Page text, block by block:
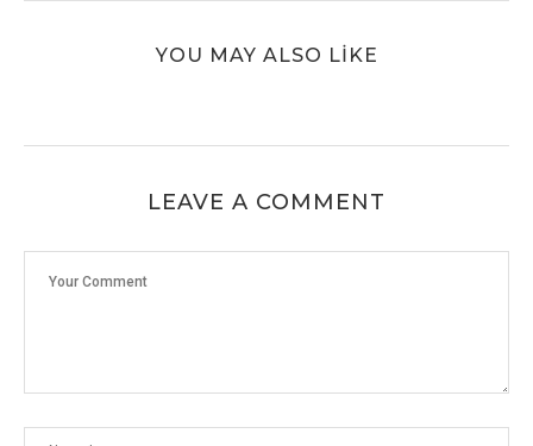
YOU MAY ALSO LIKE
LEAVE A COMMENT